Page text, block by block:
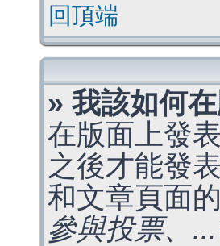
回頂端
» 我該如何
在版面上發
之後才能發
和文章頁面
參與投票、